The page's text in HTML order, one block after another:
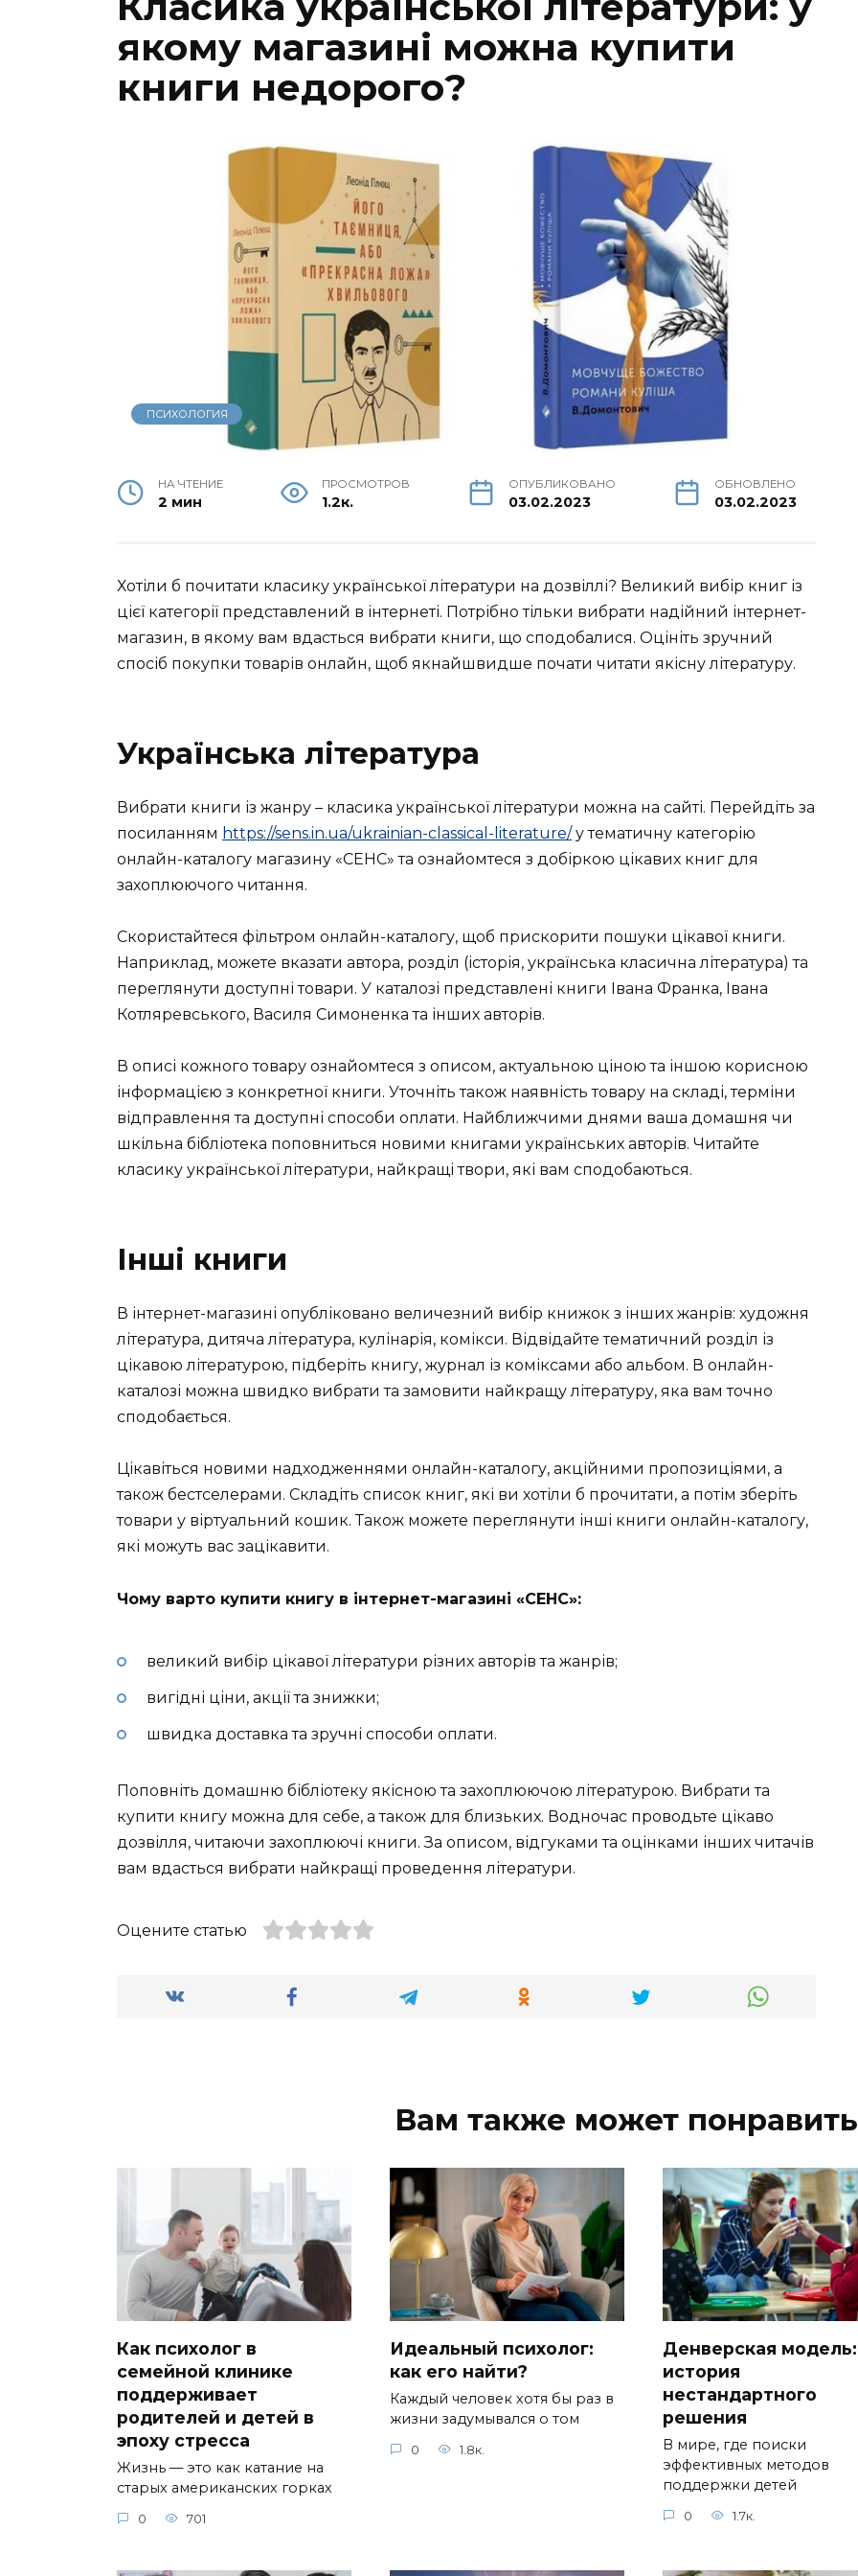
якому магазині можна купити
книги недорого?
ПСИХОЛОГИЯ
НА ЧТЕНИЕ
2 мин
ПРОСМОТРОВ
1.2к.
ОПУБЛИКОВАНО
03.02.2023
ОБНОВЛЕНО
03.02.2023
Хотіли б почитати класику української літератури на дозвіллі? Великий вибір книг із
цієї категорії представлений в інтернеті. Потрібно тільки вибрати надійний інтернет-
магазин, в якому вам вдасться вибрати книги, що сподобалися. Оцініть зручний
спосіб покупки товарів онлайн, щоб якнайшвидше почати читати якісну літературу.
Українська література
Вибрати книги із жанру – класика української літератури можна на сайті. Перейдіть за
посиланням https://sens.in.ua/ukrainian-classical-literature/у тематичну категорію
онлайн-каталогу магазину «СЕНС» та ознайомтеся з добіркою цікавих книг для
захоплюючого читання.
Скористайтеся фільтром онлайн-каталогу, щоб прискорити пошуки цікавої книги.
Наприклад, можете вказати автора, розділ (історія, українська класична література) та
переглянути доступні товари. У каталозі представлені книги Івана Франка, Івана
Котляревського, Василя Симоненка та інших авторів.
В описі кожного товару ознайомтеся з описом, актуальною ціною та іншою корисною
інформацією з конкретної книги. Уточніть також наявність товару на складі, терміни
відправлення та доступні способи оплати. Найближчими днями ваша домашня чи
шкільна бібліотека поповниться новими книгами українських авторів. Читайте
класику української літератури, найкращі твори, які вам сподобаються.
Інші книги
В інтернет-магазині опубліковано величезний вибір книжок з інших жанрів: художня
література, дитяча література, кулінарія, комікси. Відвідайте тематичний розділ із
цікавою літературою, підберіть книгу, журнал із коміксами або альбом. В онлайн-
каталозі можна швидко вибрати та замовити найкращу літературу, яка вам точно
сподобається.
Цікавіться новими надходженнями онлайн-каталогу, акційними пропозиціями, а
також бестселерами. Складіть список книг, які ви хотіли б прочитати, а потім зберіть
товари у віртуальний кошик. Також можете переглянути інші книги онлайн-каталогу,
які можуть вас зацікавити.
Чому варто купити книгу в інтернет-магазині «СЕНС»:
великий вибір цікавої літератури різних авторів та жанрів;
вигідні ціни, акції та знижки;
швидка доставка та зручні способи оплати.
Поповніть домашню бібліотеку якісною та захоплюючою літературою. Вибрати та
купити книгу можна для себе, а також для близьких. Водночас проводьте цікаво
дозвілля, читаючи захоплюючі книги. За описом, відгуками та оцінками інших читачів
вам вдасться вибрати найкращі проведення літератури.
Оцените статью
Вам также может
Как психолог в
семейной клинике
поддерживает
родителей и детей в
эпоху стресса
Жизнь — это как катание на
старых американских горках
0 701
Идеальный психолог:
как его найти?
Каждый человек хотя бы раз в
жизни задумывался о том
0 1.8к.
Денверская модель:
история
нестандартного
решения
В мире, где поиски
эффективных методов
поддержки детей
0 1.7к.